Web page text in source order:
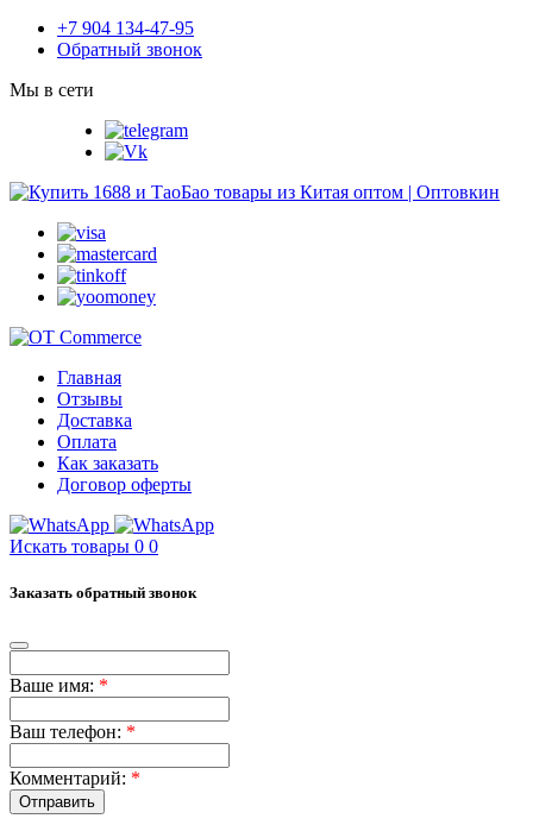
+7 904 134-47-95
Обратный звонок
Мы в сети
Главная
Отзывы
Доставка
Оплата
Как заказать
Договор оферты
Искать товары 0 0
Заказать обратный звонок
Ваше имя: *
Ваш телефон: *
Комментарий: *
Отправить